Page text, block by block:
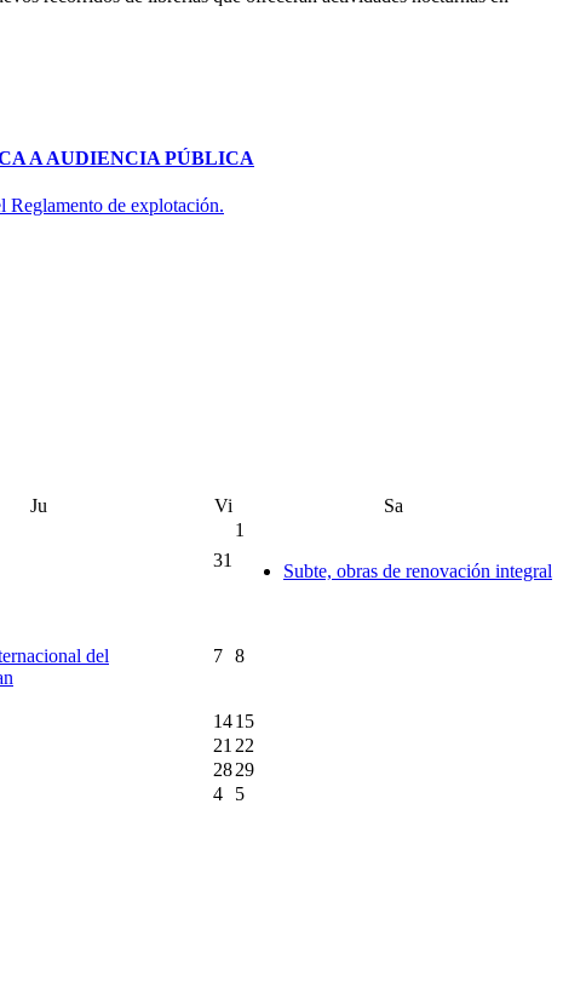
A AUDIENCIA PÚBLICA
Reglamento de explotación.
Ju Vi Sa
31
1
Subte, obras de renovación integral
del
7 8
1415
21 22
2829
4 5